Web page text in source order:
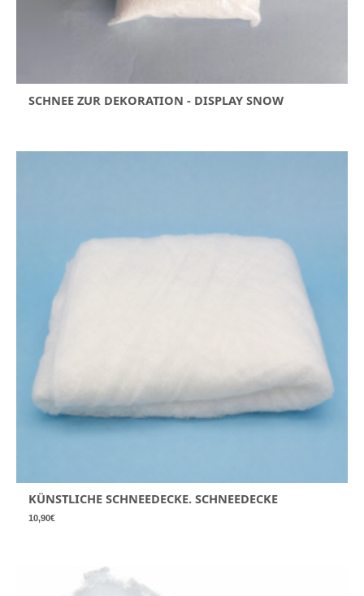
SCHNEE ZUR DEKORATION - DISPLAY SNOW
KÜNSTLICHE SCHNEEDECKE. SCHNEEDECKE
10,90€